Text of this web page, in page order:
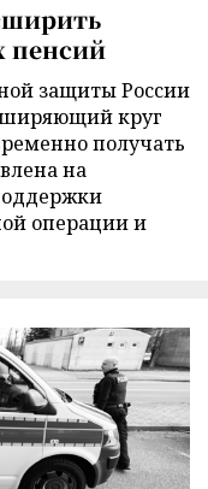
пенсий
защиты России
круг
получать
на
операции и